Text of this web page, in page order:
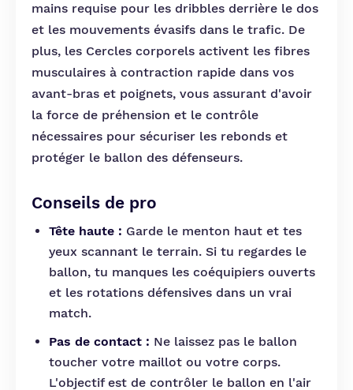
mains requise pour les dribbles derrière le dos
et les mouvements évasifs dans le trafic. De
plus, les Cercles corporels activent les fibres
musculaires à contraction rapide dans vos
avant-bras et poignets, vous assurant d'avoir
la force de préhension et le contrôle
nécessaires pour sécuriser les rebonds et
protéger le ballon des défenseurs.
Conseils de pro
Tête haute : Garde le menton haut et tes
yeux scannant le terrain. Si tu regardes le
ballon, tu manques les coéquipiers ouverts
et les rotations défensives dans un vrai
match.
Pas de contact : Ne laissez pas le ballon
toucher votre maillot ou votre corps.
L'objectif est de contrôler le ballon en l'air